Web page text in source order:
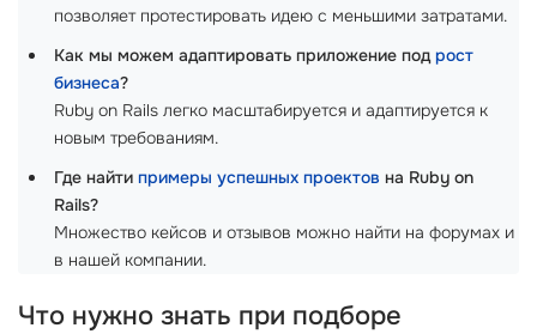
позволяет протестировать идею с меньшими затратами.
Как мы можем адаптировать приложение подрост
бизнеса?
Ruby on Rails легко масштабируется и адаптируется к
новым требованиям.
Где найти примеры успешных проектов на Ruby on
Rails?
Множество кейсов и отзывов можно найти на форумах и
в нашей компании.
Что нужно знать при подборе